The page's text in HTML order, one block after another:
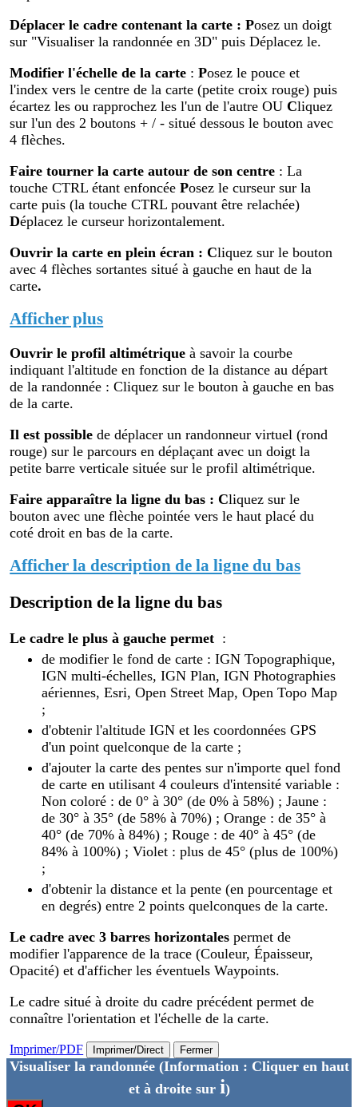
Déplacer le cadre contenant la carte :Posez un doigt
sur "Visualiser la randonnée en 3D" puis Déplacez le.
Modifier l'échelle de la carte :Posez le pouce et
l'index vers le centre de la carte (petite croix rouge) puis
écartez les ou rapprochez les l'un de l'autre OUCliquez
sur l'un des 2 boutons + / - situé dessous le bouton avec
4 flèches.
Faire tourner la carte autour de son centre : La
touche CTRL étant enfoncéePosez le curseur sur la
carte puis (la touche CTRL pouvant être relachée)
Déplacez le curseur horizontalement.
Ouvrir la carte en plein écran :Cliquez sur le bouton
avec 4 flèches sortantes situé à gauche en haut de la
carte.
Afficher plus
Ouvrir le profil altimétrique à savoir la courbe
indiquant l'altitude en fonction de la distance au départ
de la randonnée : Cliquez sur le bouton à gauche en bas
de la carte.
Il est possible de déplacer un randonneur virtuel (rond
rouge) sur le parcours en déplaçant avec un doigt la
petite barre verticale située sur le profil altimétrique.
Faire apparaître la ligne du bas : Cliquez sur le
bouton avec une flèche pointée vers le haut placé du
coté droit en bas de la carte.
Afficher la description de la ligne du bas
Description de la ligne du bas
Le cadre le plus à gauche permet :
de modifier le fond de carte : IGN Topographique,
IGN multi-échelles, IGN Plan, IGN Photographies
aériennes, Esri, Open Street Map, Open Topo Map
;
d'obtenir l'altitude IGN et les coordonnées GPS
d'un point quelconque de la carte ;
d'ajouter la carte des pentes sur n'importe quel fond
de carte en utilisant 4 couleurs d'intensité variable :
Non coloré : de 0° à 30° (de 0% à 58%) ; Jaune :
de 30° à 35° (de 58% à 70%) ; Orange : de 35° à
40° (de 70% à 84%) ; Rouge : de 40° à 45° (de
84% à 100%) ; Violet : plus de 45° (plus de 100%)
;
d'obtenir la distance et la pente (en pourcentage et
en degrés) entre 2 points quelconques de la carte.
Le cadre avec 3 barres horizontales permet de
modifier l'apparence de la trace (Couleur, Épaisseur,
Opacité) et d'afficher les éventuels Waypoints.
Le cadre situé à droite du cadre précédent permet de
connaître l'orientation et l'échelle de la carte.
Imprimer/PDF Imprimer/Direct Fermer
Visualiser la randonnée(Information : Cliquer en haut
et à droite sur i)